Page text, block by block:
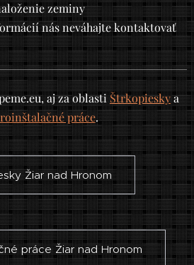
zeminy
nás neváhajte kontaktovať
aj za oblasti Štrkopieskya
práce.
Žiar nad Hronom
práce Žiar nad Hronom